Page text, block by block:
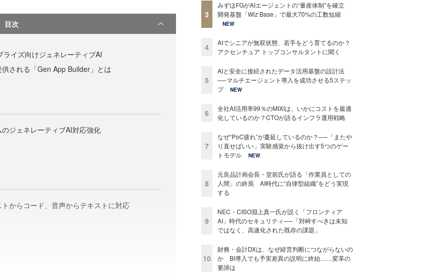
目次
イズ向けジェネレーティブAI
される「Gen App Builder」とは
ジェネレーティブAI対応強化
からコード、音声からテキストに対応
3
みずほFGがAIエージェントの“量産体制”を確立
開発基盤「Wiz Base」で最大70%の工数短縮
NEW
4
AIでシニアが無双状態、若手をどう育てるのか？
アクセンチュア トップコンサルタントに聞く
5
AIと安全に接続されたデータ活用基盤の設計法
──マルチエージェント導入を成功させる5ステッ
プ
NEW
6
全社AI活用率99％のMIXIは、いかにコストを最適
化しているのか？CTOが語るインフラ運用戦略
7
なぜ“PoC疲れ”が蔓延しているのか？──「またや
り直せばいい」実験感覚から抜け出す5つのゲー
トモデル
NEW
8
元良品計画会長・堂前氏が語る「作業員としての
人間」の終焉 AI時代に“自律型組織”をどう実現
する
9
NEC・CISO淵上真一氏が説く「フロンティア
AI」時代のセキュリティ──「対峙すべきは未知
ではなく、高速化された既存の課題」
10
財務・会計DXは、なぜ経営判断につながらないの
か BI導入でも予実差異の説明に終始……変革の
要諦は